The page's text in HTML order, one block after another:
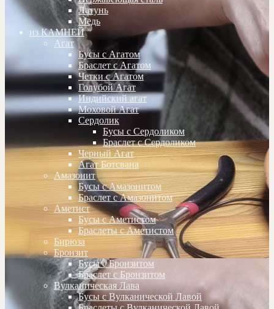
Латунь
Медь
из КАМНЕЙ
Агат
Бусы с Агатом
Браслет с Агатом
Четки с Агатом
Голубой Агат
Индийский агат
Моховой Агат
Сердолик
Бусы с Сердоликом
Браслет с Сердоликом
Черный Агат
Агат Ботсвана
Амазонит
Бусы с Амазонитом
Браслет с Амазонитом
Аметист
Бусы с Аметистом
Браслеты с Аметистом
Бирюза
Бронзит
Бусы с Бронзитом
Браслет с Бронзитом
Вулканическая Лава
Бусы с Вулканической Лавой